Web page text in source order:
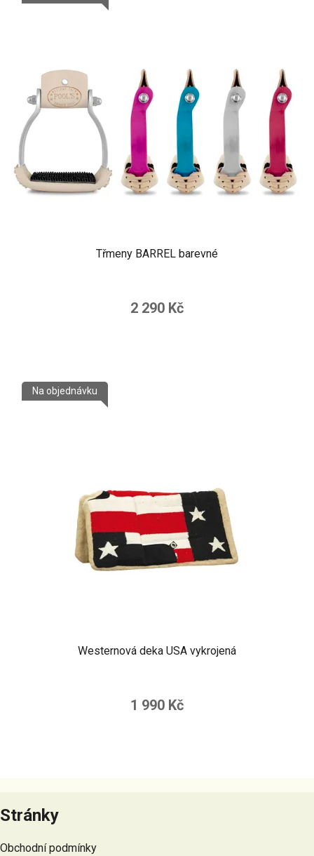
Třmeny BARREL barevné
2 290 Kč
Westernová deka USA vykrojená
Na objednávku
1 990 Kč
á
p
a
Stránky
Obchodní podmínky